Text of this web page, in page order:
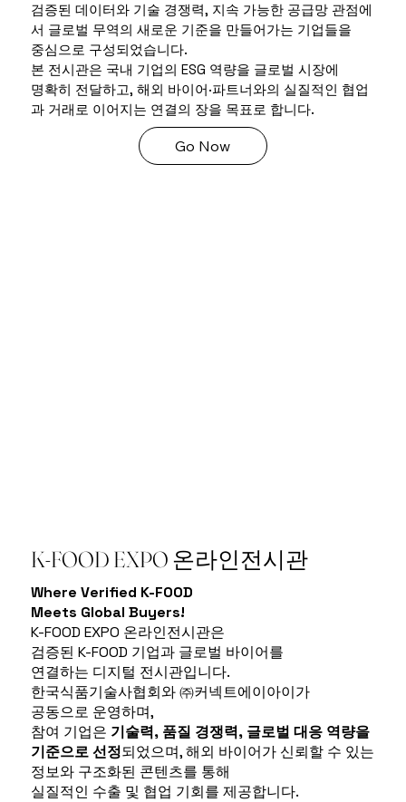
검증된 데이터와 기술 경쟁력, 지속 가능한 공급망 관점에
서 글로벌 무역의 새로운 기준을 만들어가는 기업들을
중심으로 구성되었습니다.
본 전시관은 국내 기업의 ESG 역량을 글로벌 시장에
명확히 전달하고, 해외 바이어·파트너와의 실질적인 협업
과 거래로 이어지는 연결의 장을 목표로 합니다.
Go Now
K-FOOD EXPO 온라인전시관
Where Verified K-FOOD
Meets Global Buyers!
K-FOOD EXPO 온라인전시관은
검증된 K-FOOD 기업과 글로벌 바이어를
연결하는 디지털 전시관입니다.
한국식품기술사협회와 ㈜커넥트에이아이가
공동으로 운영하며,
참여 기업은 기술력, 품질 경쟁력, 글로벌 대응 역량을
기준으로 선정되었으며, 해외 바이어가 신뢰할 수 있는
정보와 구조화된 콘텐츠를 통해
실질적인 수출 및 협업 기회를 제공합니다.